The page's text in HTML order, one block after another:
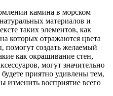
камина в морском
материалов и
таких элементов, как
которых отражаются цвета
помогут создать желаемый
как окрашивание стен,
могут значительно
приятно удивлены тем,
изменить восприятие всего